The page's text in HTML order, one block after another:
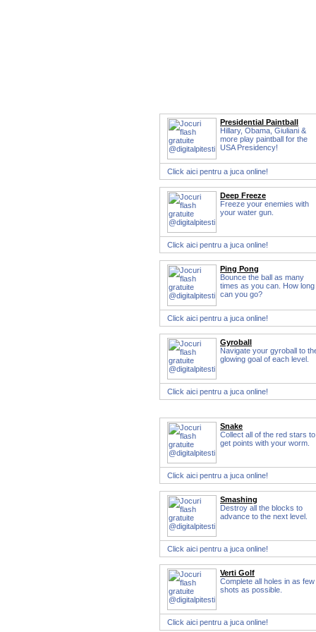
Presidential Paintball
Hillary, Obama, Giuliani &
more play paintball for the
USA Presidency!
Click aici pentru a juca online!
Deep Freeze
Freeze your enemies with
your water gun.
Click aici pentru a juca online!
Ping Pong
Bounce the ball as many
times as you can. How long
can you go?
Click aici pentru a juca online!
Gyroball
Navigate your gyroball to
glowing goal of each level.
Click aici pentru a juca online!
Snake
Collect all of the red stars to
get points with your worm.
Click aici pentru a juca online!
Smashing
Destroy all the blocks to
advance to the next level.
Click aici pentru a juca online!
Verti Golf
Complete all holes in as few
shots as possible.
Click aici pentru a juca online!